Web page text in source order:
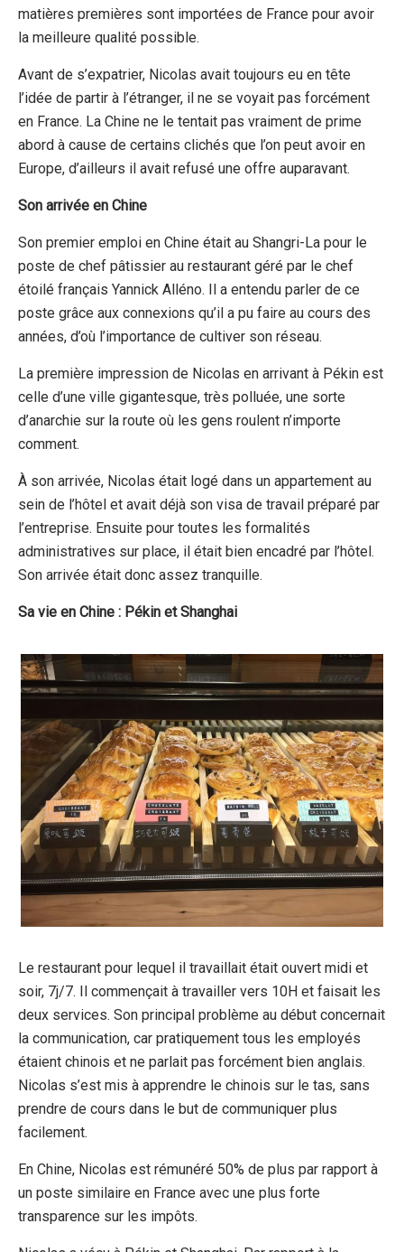
matières premières sont importées de France pour avoir
la meilleure qualité possible.
Avant de s’expatrier, Nicolas avait toujours eu en tête
l’idée de partir à l’étranger, il ne se voyait pas forcément
en France. La Chine ne le tentait pas vraiment de prime
abord à cause de certains clichés que l’on peut avoir en
Europe, d’ailleurs il avait refusé une offre auparavant.
Son arrivée en Chine
Son premier emploi en Chine était au Shangri-La pour le
poste de chef pâtissier au restaurant géré par le chef
étoilé français Yannick Alléno. Il a entendu parler de ce
poste grâce aux connexions qu’il a pu faire au cours des
années, d’où l’importance de cultiver son réseau.
La première impression de Nicolas en arrivant à Pékin est
celle d’une ville gigantesque, très polluée, une sorte
d’anarchie sur la route où les gens roulent n’importe
comment.
À son arrivée, Nicolas était logé dans un appartement au
sein de l’hôtel et avait déjà son visa de travail préparé par
l’entreprise. Ensuite pour toutes les formalités
administratives sur place, il était bien encadré par l’hôtel.
Son arrivée était donc assez tranquille.
Sa vie en Chine : Pékin et Shanghai
Le restaurant pour lequel il travaillait était ouvert midi et
soir, 7j/7. Il commençait à travailler vers 10H et faisait les
deux services. Son principal problème au début concernait
la communication, car pratiquement tous les employés
étaient chinois et ne parlait pas forcément bien anglais.
Nicolas s’est mis à apprendre le chinois sur le tas, sans
prendre de cours dans le but de communiquer plus
facilement.
En Chine, Nicolas est rémunéré 50% de plus par rapport à
un poste similaire en France avec une plus forte
transparence sur les impôts.